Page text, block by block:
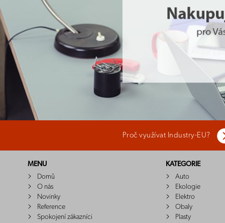
Proč využívat Industry-EU?
MENU
Domů
O nás
Novinky
Reference
Spokojení zákazníci
KATEGORIE
Auto
Ekologie
Elektro
Obaly
Plasty